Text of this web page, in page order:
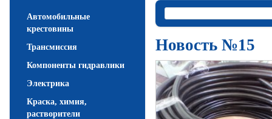
Новость №15
Автомобильные
крестовины
Трансмиссия
Компоненты гидравлики
Электрика
Краска, химия,
растворители